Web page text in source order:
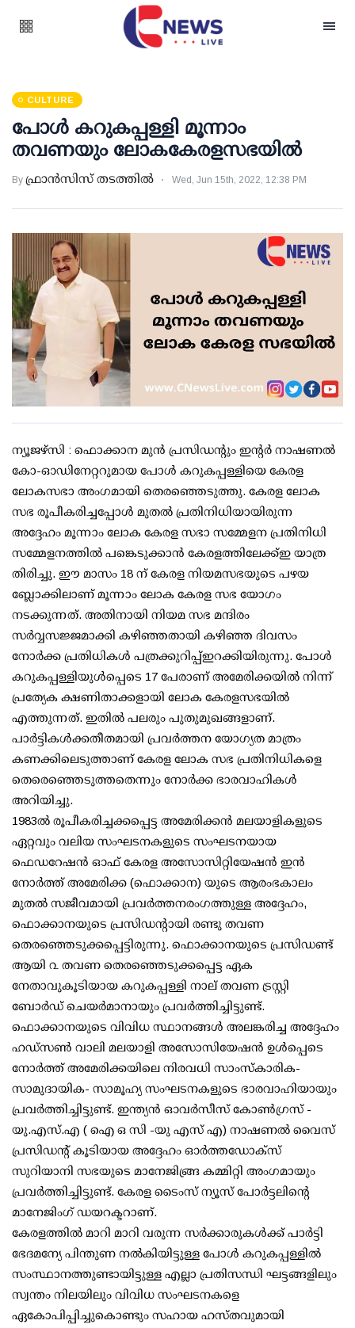
CULTURE
പോൾ കറുകപ്പള്ളി മൂന്നാം
തവണയും ലോകകേരളസഭയിൽ
By ഫ്രാൻസിസ് തടത്തിൽ Wed, Jun 15th, 2022, 12:38 PM
ന്യൂജഴ്‌സി : ഫൊക്കാന മുൻ പ്രസിഡന്റും ഇന്റർ നാഷണൽ
കോ-ഓഡിനേറ്ററുമായ പോൾ കറുകപ്പള്ളിയെ കേരള
ലോകസഭാ അംഗമായി തെരഞ്ഞെടുത്തു. കേരള ലോക
സഭ രൂപീകരിച്ചപ്പോൾ മുതൽ പ്രതിനിധിയായിരുന്ന
അദ്ദേഹം മൂന്നാം ലോക കേരള സഭാ സമ്മേളന പ്രതിനിധി
സമ്മേളനത്തിൽ പങ്കെടുക്കാൻ കേരളത്തിലേക്ക്ഇ യാത്ര
തിരിച്ചു. ഈ മാസം 18 ന് കേരള നിയമസഭയുടെ പഴയ
ബ്ലോക്കിലാണ് മൂന്നാം ലോക കേരള സഭ യോഗം
നടക്കുന്നത്. അതിനായി നിയമ സഭ മന്ദിരം
സർവ്വസജ്ജമാക്കി കഴിഞ്ഞതായി കഴിഞ്ഞ ദിവസം
നോർക്ക പ്രതിധികൾ പത്രക്കുറിപ്പ്ഇറക്കിയിരുന്നു. പോൾ
കറുകപ്പള്ളിയുൾപ്പെടെ 17 പേരാണ് അമേരിക്കയിൽ നിന്ന്
പ്രത്യേക ക്ഷണിതാക്കളായി ലോക കേരളസഭയിൽ
എത്തുന്നത്. ഇതിൽ പലരും പുതുമുഖങ്ങളാണ്.
പാർട്ടികൾക്കതീതമായി പ്രവർത്തന യോഗ്യത മാത്രം
കണക്കിലെടുത്താണ് കേരള ലോക സഭ പ്രതിനിധികളെ
തെരെഞ്ഞെടുത്തതെന്നും നോർക്ക ഭാരവാഹികൾ
അറിയിച്ചു.
1983ൽ രൂപീകരിച്ചക്കപ്പെട്ട അമേരിക്കൻ മലയാളികളുടെ
ഏറ്റവും വലിയ സംഘടനകളുടെ സംഘടനയായ
ഫെഡറേഷൻ ഓഫ് കേരള അസോസിറ്റിയേഷൻ ഇൻ
നോർത്ത് അമേരിക്ക (ഫൊക്കാന) യുടെ ആരംഭകാലം
മുതൽ സജീവമായി പ്രവർത്തനരംഗത്തുള്ള അദ്ദേഹം,
ഫൊക്കാനയുടെ പ്രസിഡന്റായി രണ്ടു തവണ
തെരഞ്ഞെടുക്കപ്പെട്ടിരുന്നു. ഫൊക്കാനയുടെ പ്രസിഡണ്ട്
ആയി ൨ തവണ തെരഞ്ഞെടുക്കപ്പെട്ട ഏക
നേതാവുകൂടിയായ കറുകപ്പള്ളി നാല് തവണ ട്രസ്റ്റി
ബോർഡ് ചെയർമാനായും പ്രവർത്തിച്ചിട്ടുണ്ട്.
ഫൊക്കാനയുടെ വിവിധ സ്ഥാനങ്ങൾ അലങ്കരിച്ച അദ്ദേഹം
ഹഡ്സൺ വാലി മലയാളി അസോസിയേഷൻ ഉൾപ്പെടെ
നോർത്ത് അമേരിക്കയിലെ നിരവധി സാംസ്‌കാരിക-
സാമുദായിക- സാമൂഹ്യ സംഘടനകളുടെ ഭാരവാഹിയായും
പ്രവർത്തിച്ചിട്ടുണ്ട്. ഇന്ത്യൻ ഓവർസീസ് കോൺഗ്രസ് -
യു.എസ്.എ ( ഐ ഒ സി -യു എസ് എ) നാഷണൽ വൈസ്
പ്രസിഡന്റ് കൂടിയായ അദ്ദേഹം ഓർത്തഡോക്സ്
സുറിയാനി സഭയുടെ മാനേജിങ്ങ്ര കമ്മിറ്റി അംഗമായും
പ്രവർത്തിച്ചിട്ടുണ്ട്. കേരള ടൈംസ് ന്യൂസ് പോർട്ടലിന്റെ
മാനേജിംഗ് ഡയറക്ടറാണ്.
കേരളത്തിൽ മാറി മാറി വരുന്ന സർക്കാരുകൾക്ക് പാർട്ടി
ഭേദമന്യേ പിന്തുണ നൽകിയിട്ടുള്ള പോൾ കറുകപ്പള്ളിൽ
സംസ്ഥാനത്തുണ്ടായിട്ടുള്ള എല്ലാ പ്രതിസന്ധി ഘട്ടങ്ങളിലും
സ്വന്തം നിലയിലും വിവിധ സംഘടനകളെ
ഏകോപിപ്പിച്ചുകൊണ്ടും സഹായ ഹസ്തവുമായി